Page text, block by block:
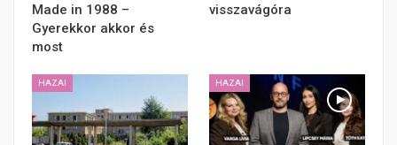
Made in 1988 –
Gyerekkor akkor és
most
visszavágóra
HAZAI HAZAI